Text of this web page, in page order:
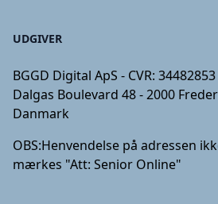
UDGIVER
BGGD Digital ApS - CVR: 34482853
Dalgas Boulevard 48 - 2000
Danmark
OBS:Henvendelse på adressen
mærkes "Att: Senior Online"